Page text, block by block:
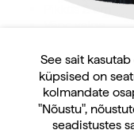
Pikkus 2 cm
Müüakse tüki
See sait
küpsised on
kolmandate
"Nõustu",
seadistustes
Uudiskirja
pakkumisi
ning 10%